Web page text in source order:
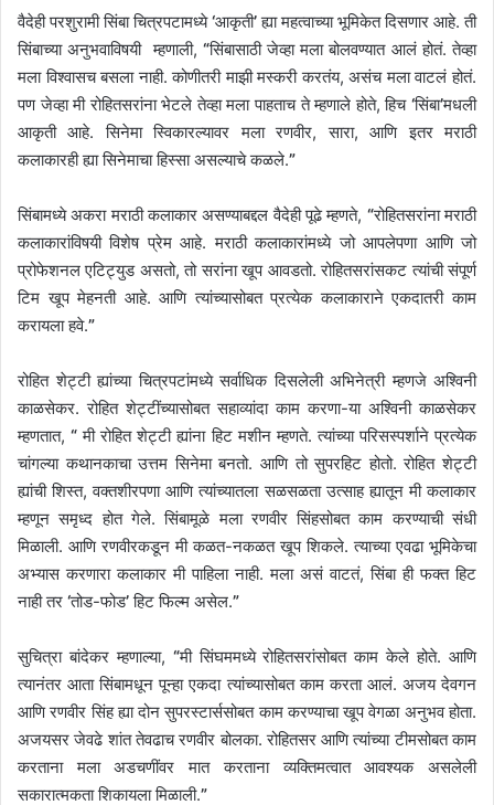
वैदेही परशुरामी सिंबा चित्रपटामध्ये‘आकृती’ह्या महत्वाच्या भूमिकेत दिसणार आहे. ती
सिंबाच्या अनुभवाविषयी म्हणाली, “सिंबासाठी जेव्हा मला बोलवण्यात आलं होतं. तेव्हा
मला विश्वासच बसला नाही. कोणीतरी माझी मस्करी करतंय, असंच मला वाटलं होतं.
पण जेव्हा मी रोहितसरांना भेटले तेव्हा मला पाहताच ते म्हणाले होते, हिच ‘सिंबा’मधली
आकृती आहे. सिनेमा स्विकारल्यावर मला रणवीर, सारा, आणि इतर मराठी
कलाकारही ह्या सिनेमाचा हिस्सा असल्याचे कळले.”
सिंबामध्ये अकरा मराठी कलाकार असण्याबद्दल वैदेही पूढे म्हणते, “रोहितसरांना मराठी
कलाकारांविषयी विशेष प्रेम आहे. मराठी कलाकारांमध्ये जो आपलेपणा आणि जो
प्रोफेशनल एटिट्युड असतो, तो सरांना खूप आवडतो. रोहितसरांसकट त्यांची संपूर्ण
टिम खूप मेहनती आहे. आणि त्यांच्यासोबत प्रत्येक कलाकाराने एकदातरी काम
करायला हवे.”
रोहित शेट्टी ह्यांच्या चित्रपटांमध्ये सर्वाधिक दिसलेली अभिनेत्री म्हणजे अश्विनी
काळसेकर. रोहित शेट्टींच्यासोबत सहाव्यांदा काम करणा-या अश्विनी काळसेकर
म्हणतात,“मी रोहित शेट्टी ह्यांना हिट मशीन म्हणते. त्यांच्या परिसस्पर्शाने प्रत्येक
चांगल्या कथानकाचा उत्तम सिनेमा बनतो. आणि तो सुपरहिट होतो. रोहित शेट्टी
ह्यांची शिस्त, वक्तशीरपणा आणि त्यांच्यातला सळसळता उत्साह ह्यातून मी कलाकार
म्हणून समृध्द होत गेले. सिंबामूळे मला रणवीर सिंहसोबत काम करण्याची संधी
मिळाली. आणि रणवीरकडून मी कळत-नकळत खूप शिकले. त्याच्या एवढा भूमिकेचा
अभ्यास करणारा कलाकार मी पाहिला नाही. मला असं वाटतं, सिंबा ही फक्त हिट
नाही तर ‘तोड-फोड’हिट फिल्म असेल.”
सुचित्रा बांदेकर म्हणाल्या, “मी सिंघममध्ये रोहितसरांसोबत काम केले होते. आणि
त्यानंतर आता सिंबामधून पून्हा एकदा त्यांच्यासोबत काम करता आलं. अजय देवगन
आणि रणवीर सिंह ह्या दोन सुपरस्टार्ससोबत काम करण्याचा खूप वेगळा अनुभव होता.
अजयसर जेवढे शांत तेवढाच रणवीर बोलका. रोहितसर आणि त्यांच्या टीमसोबत काम
करताना मला
अडचणींवर मात करताना व्यक्तिमत्वात आवश्यक असलेली
सकारात्मकता शिकायला मिळाली.”